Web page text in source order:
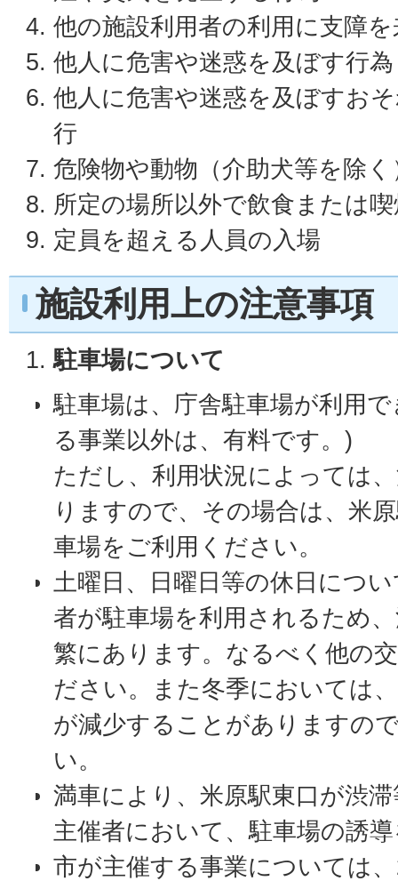
他の施設利用者の利用に支障
他人に危害や迷惑を及ぼす行為
他人に危害や迷惑を及ぼすお
行
危険物や動物（介助犬等を除
所定の場所以外で飲食または
定員を超える人員の入場
施設利用上の注意事項
駐車場について
駐車場は、庁舎駐車場が利用
る事業以外は、有料です。)
ただし、利用状況によっては
りますので、その場合は、米
車場をご利用ください。
土曜日、日曜日等の休日につ
者が駐車場を利用されるため
繁にあります。なるべく他の
ださい。また冬季においては
が減少することがありますの
い。
満車により、米原駅東口が渋
主催者において、駐車場の誘
市が主催する事業については